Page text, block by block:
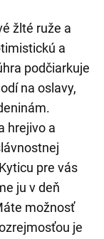
žlté ruže a
a
podčiarkuje
na oslavy,
hrejivo a
pre vás
ju v deň
možnosť
je